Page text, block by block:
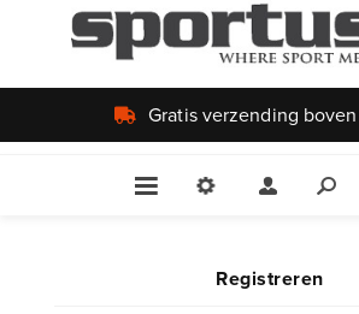
Gratis verzending
Registreren